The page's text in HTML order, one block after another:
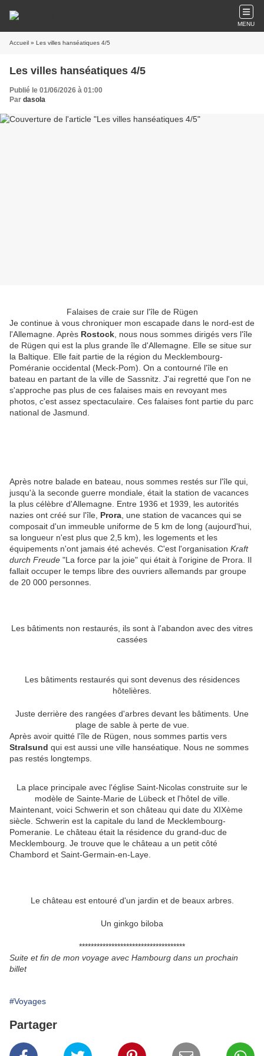
MENU
Accueil » Les villes hanséatiques 4/5
Les villes hanséatiques 4/5
Publié le 01/06/2026 à 01:00
Par dasola
Falaises de craie sur l'île de Rügen
Je continue à vous chroniquer mon escapade dans le nord-est de
l'Allemagne. Après Rostock , nous nous sommes dirigés vers l'île
de Rügen qui est la plus grande île d'Allemagne. Elle se situe sur
la Baltique. Elle fait partie de la région du Mecklembourg-
Poméranie occidental (Meck-Pom). On a contourné l'île en
bateau en partant de la ville de Sassnitz. J'ai regretté que l'on ne
s'approche pas plus de ces falaises mais en revoyant mes
photos, c'est assez spectaculaire. Ces falaises font partie du parc
national de Jasmund.
Après notre balade en bateau, nous sommes restés sur l'île qui,
jusqu'à la seconde guerre mondiale, était la station de vacances
la plus célèbre d'Allemagne. Entre 1936 et 1939, les autorités
nazies ont créé sur l'île, Prora , une station de vacances qui se
composait d'un immeuble uniforme de 5 km de long (aujourd'hui,
sa longueur n'est plus que 2,5 km), les logements et les
équipements n'ont jamais été achevés. C'est l'organisation Kraft
durch Freude "La force par la joie" qui était à l'origine de Prora. Il
fallait occuper le temps libre des ouvriers allemands par groupe
de 20 000 personnes.
Les bâtiments non restaurés, ils sont à l'abandon avec des vitres
cassées
Les bâtiments restaurés qui sont devenus des résidences
hôtelières.
Juste derrière des rangées d'arbres devant les bâtiments. Une
plage de sable à perte de vue.
Après avoir quitté l'île de Rügen, nous sommes partis vers
Stralsund qui est aussi une ville hanséatique. Nous ne sommes
pas restés longtemps.
La place principale avec l'église Saint-Nicolas construite sur le
modèle de Sainte-Marie de Lübeck et l'hôtel de ville.
Maintenant, voici Schwerin et son château qui date du XIXème
siècle. Schwerin est la capitale du land de Mecklembourg-
Pomeranie. Le château était la résidence du grand-duc de
Mecklembourg. Je trouve que le château a un petit côté
Chambord et Saint-Germain-en-Laye.
Le château est entouré d'un jardin et de beaux arbres.
Un ginkgo biloba
************************************
Suite et fin de mon voyage avec Hambourg dans un prochain
billet
#Voyages
Partager